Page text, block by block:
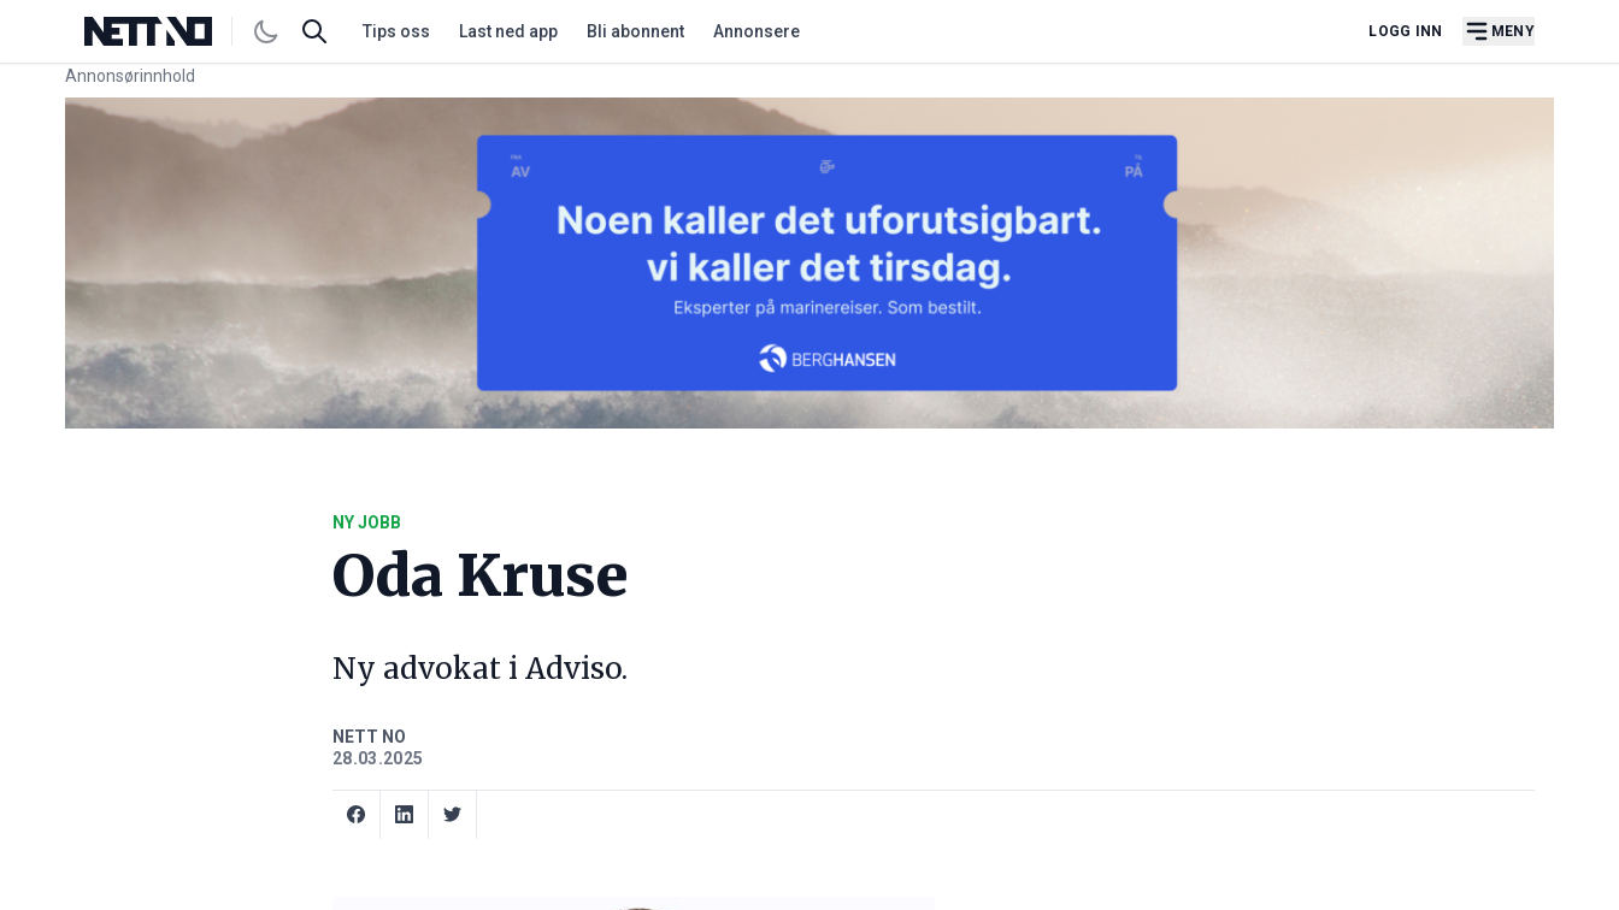
Tips oss Last ned app Bli abonnent Annonsere LOGG INN MENY
Annonsørinnhold
Link for annonse
NY JOBB
Oda Kruse
Ny advokat i Adviso.
NETT NO
28.03.2025